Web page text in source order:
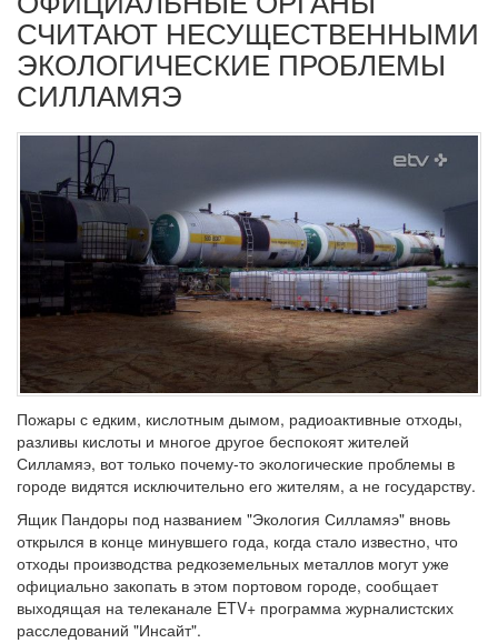
СЧИТАЮТ НЕСУЩЕСТВЕННЫМИ
ЭКОЛОГИЧЕСКИЕ ПРОБЛЕМЫ
СИЛЛАМЯЭ
Пожары с едким, кислотным дымом, радиоактивные отходы,
разливы кислоты и многое другое беспокоят жителей
Силламяэ, вот только почему-то экологические проблемы в
городе видятся исключительно его жителям, а не государству.
Ящик Пандоры под названием "Экология Силламяэ" вновь
открылся в конце минувшего года, когда стало известно, что
отходы производства редкоземельных металлов могут уже
официально закопать в этом портовом городе, сообщает
выходящая на телеканале ETV+ программа журналистских
расследований "Инсайт".